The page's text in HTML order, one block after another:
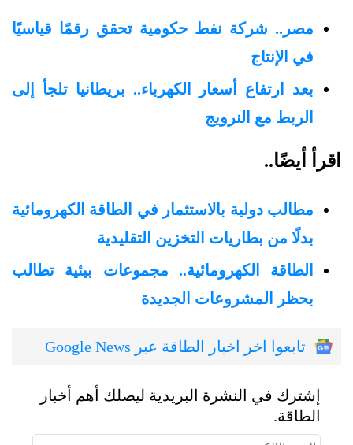
مصر.. شركة نفط حكومية تحقق رقمًا قياسيًا
في الإنتاج
بعد ارتفاع أسعار الكهرباء.. بريطانيا تلجأ إلى
الربط مع النرويج
اقرأ أيضًا..
مطالب دولية بالاستثمار في الطاقة الكهرومائية
بدلًا من بطاريات التخزين التقليدية
الطاقة الكهرومائية.. مجموعات بيئية تطالب
بحظر المشروعات الجديدة
تابعوا اخر اخبار الطاقة عبر Google News
إشترك في النشرة البريدية ليصلك أهم أخبار
الطاقة.